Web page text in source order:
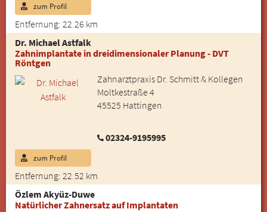
Entfernung: 22.26 km
zum Profil
Dr. Michael Astfalk
Zahnimplantate in dreidimensionaler Planung - DVT
Röntgen
Zahnarztpraxis Dr. Schmitt & Kollegen
Moltkestraße 4
45525 Hattingen
02324-9195995
Entfernung: 22.52 km
zum Profil
Özlem Akyüz-Duwe
Natürlicher Zahnersatz auf Implantaten